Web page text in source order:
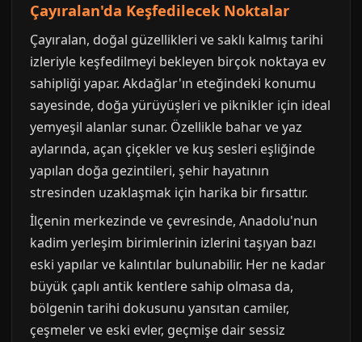
Çayıralan'da Keşfedilecek Noktalar
Çayıralan, doğal güzellikleri ve saklı kalmış tarihi
izleriyle keşfedilmeyi bekleyen birçok noktaya ev
sahipliği yapar. Akdağlar'ın eteğindeki konumu
sayesinde, doğa yürüyüşleri ve piknikler için ideal
yemyeşil alanlar sunar. Özellikle bahar ve yaz
aylarında, açan çiçekler ve kuş sesleri eşliğinde
yapılan doğa gezintileri, şehir hayatının
stresinden uzaklaşmak için harika bir fırsattır.
İlçenin merkezinde ve çevresinde, Anadolu'nun
kadim yerleşim birimlerinin izlerini taşıyan bazı
eski yapılar ve kalıntılar bulunabilir. Her ne kadar
büyük çaplı antik kentlere sahip olmasa da,
bölgenin tarihi dokusunu yansıtan camiler,
çeşmeler ve eski evler, geçmişe dair sessiz